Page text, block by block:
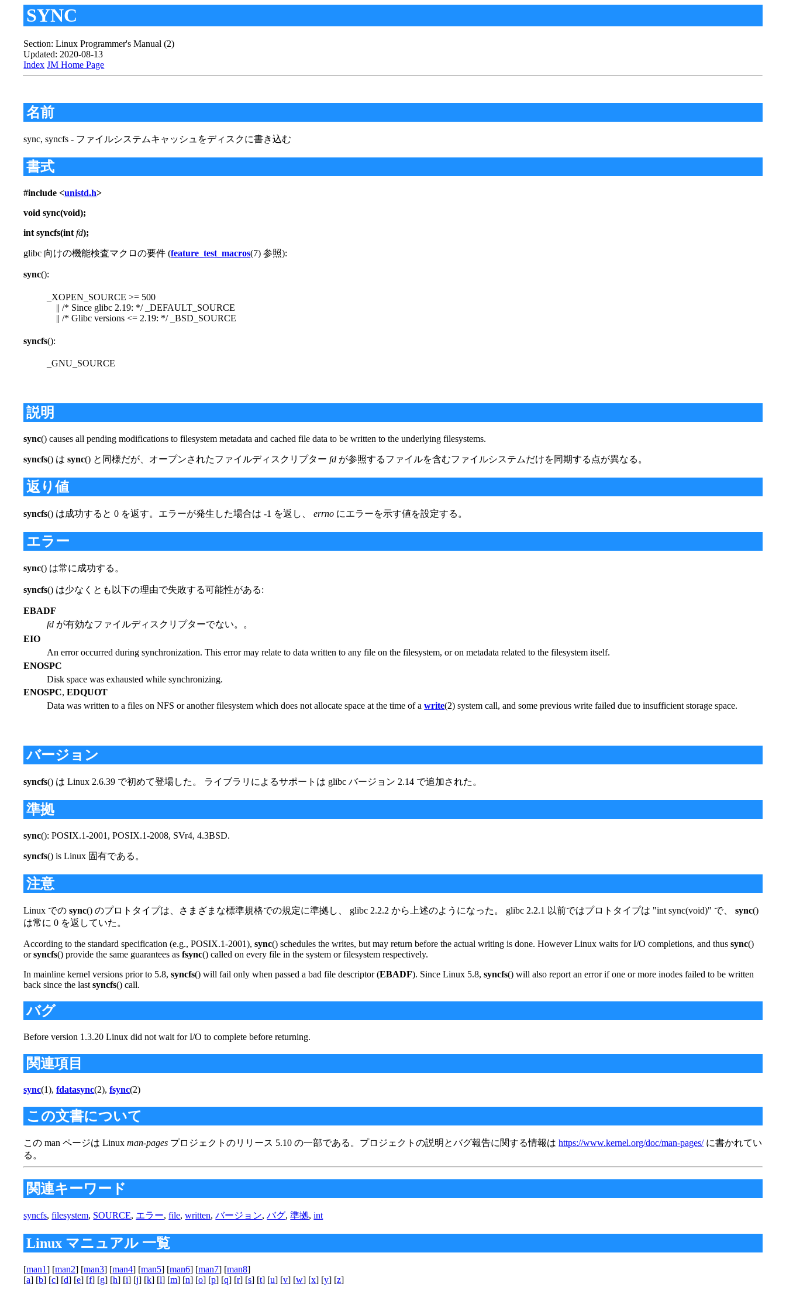
SYNC
Section: Linux Programmer's Manual (2)
Updated: 2020-08-13
Index JM Home Page
名前
sync, syncfs - ファイルシステムキャッシュをディスクに書き込む
書式
#include <unistd.h>
void sync(void);
int syncfs(int fd);
glibc 向けの機能検査マクロの要件 (feature_test_macros(7) 参照):
sync():
_XOPEN_SOURCE >= 500
|| /* Since glibc 2.19: */ _DEFAULT_SOURCE
|| /* Glibc versions <= 2.19: */ _BSD_SOURCE
syncfs():
_GNU_SOURCE
説明
sync() causes all pending modifications to filesystem metadata and cached file data to be written to the underlying filesystems.
syncfs() はsync() と同様だが、オープンされたファイルディスクリプターfd が参照するファイルを含むファイルシステムだけを同期する点が異なる。
返り値
syncfs() は成功すると 0 を返す。エラーが発生した場合は -1 を返し、errno にエラーを示す値を設定する。
エラー
sync() は常に成功する。
syncfs() は少なくとも以下の理由で失敗する可能性がある:
EBADF
fd が有効なファイルディスクリプターでない。。
EIO
An error occurred during synchronization. This error may relate to data written to any file on the filesystem, or on metadata related to the filesystem itself.
ENOSPC
Disk space was exhausted while synchronizing.
ENOSPC,EDQUOT
Data was written to a files on NFS or another filesystem which does not allocate space at the time of awrite(2) system call, and some previous write failed due to insufficient storage space.
バージョン
syncfs() は Linux 2.6.39 で初めて登場した。 ライブラリによるサポートは glibc バージョン 2.14 で追加された。
準拠
sync(): POSIX.1-2001, POSIX.1-2008, SVr4, 4.3BSD.
syncfs() is Linux 固有である。
注意
Linux でのsync() のプロトタイプは、さまざまな標準規格での規定に準拠し、 glibc 2.2.2 から上述のようになった。 glibc 2.2.1 以前ではプロトタイプは "int sync(void)" で、sync()
は常に 0 を返していた。
According to the standard specification (e.g., POSIX.1-2001),sync() schedules the writes, but may return before the actual writing is done. However Linux waits for I/O completions, and thussync()
orsyncfs() provide the same guarantees asfsync() called on every file in the system or filesystem respectively.
In mainline kernel versions prior to 5.8,syncfs() will fail only when passed a bad file descriptor (EBADF). Since Linux 5.8,syncfs() will also report an error if one or more inodes failed to be written
back since the lastsyncfs() call.
バグ
Before version 1.3.20 Linux did not wait for I/O to complete before returning.
関連項目
sync(1),fdatasync(2),fsync(2)
この文書について
この man ページは Linuxman-pages プロジェクトのリリース 5.10 の一部である。プロジェクトの説明とバグ報告に関する情報はhttps://www.kernel.org/doc/man-pages/に書かれてい
る。
関連キーワード
syncfs,filesystem, SOURCE, エラー,file,written,バージョン,バグ,準拠,int
Linux マニュアル 一覧
[man1] [man2] [man3] [man4] [man5] [man6] [man7] [man8]
[a] [b] [c] [d] [e] [f] [g] [h] [i] [j] [k] [l] [m] [n] [o] [p] [q] [r] [s] [t] [u] [v] [w] [x] [y] [z]